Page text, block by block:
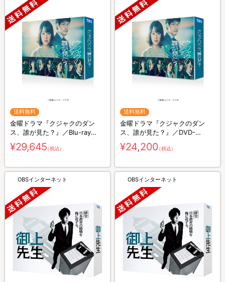
送料無料
金曜ドラマ『クジャクのダン
ス、誰が見た？』／Blu-ray
BOX（送料無料・4枚組）
¥29,645（税込）
送料無料
金曜ドラマ『クジャクのダン
ス、誰が見た？』／DVD-
BOX（送料無料・6枚組）
¥24,200（税込）
OBSインターネット OBSインターネット